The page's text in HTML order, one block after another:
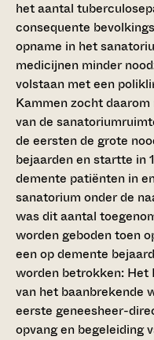
het aantal
consequente
opname in het
medicijnen minder
volstaan met een
Kammen zocht
van de
de eersten de grote
bejaarden en startte in
demente patiënten in
sanatorium onder de
was dit aantal
worden geboden toen
een op demente
worden betrokken: Het
van het baanbrekende
eerste geneesheer-
opvang en begeleiding